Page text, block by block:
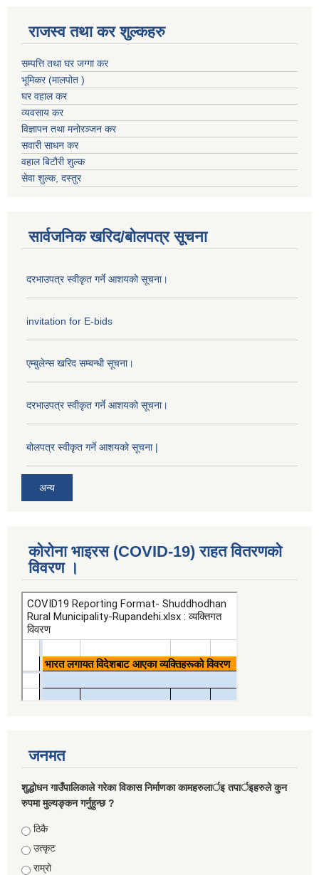
राजस्व तथा कर शुल्कहरु
सम्पत्ति तथा घर जग्गा कर
भूमिकर (मालपोत )
घर वहाल कर
व्यवसाय कर
विज्ञापन तथा मनोरञ्जन कर
सवारी साधन कर
वहाल बिटौरी शुल्क
सेवा शुल्क, दस्तुर
सार्वजनिक खरिद/बोलपत्र सूचना
दरभाउपत्र स्वीकृत गर्ने आशयको सूचना।
invitation for E-bids
एम्बुलेन्स खरिद सम्बन्धी सूचना।
दरभाउपत्र स्वीकृत गर्ने आशयको सूचना।
बोलपत्र स्वीकृत गर्ने आशयको सूचना |
अन्य
कोरोना भाइरस (COVID-19) राहत वितरणको
विवरण ।
जनमत
शुद्धोधन गाउँपालिकाले गरेका विकास निर्माणका कामहरुलार्इ तपार्इहरुले कुन
रुपमा मुल्यङ्कन गर्नुहुन्छ ?
Choices
ठिकै
उत्कृट
राम्रो